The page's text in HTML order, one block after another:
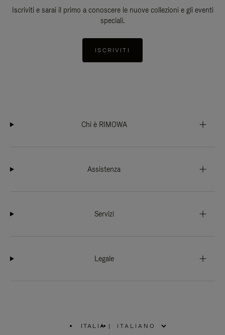
Iscriviti e sarai il primo a conoscere le nuove collezioni e gli eventi
speciali.
ISCRIVITI
Chi è RIMOWA
Assistenza
Servizi
Legale
ITALIA |